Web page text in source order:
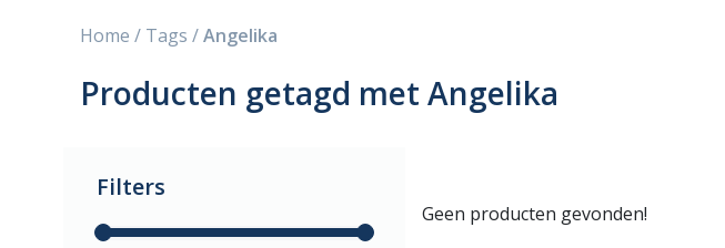
Home / Tags /Angelika
Producten getagd met Angelika
Filters
Geen producten gevonden!